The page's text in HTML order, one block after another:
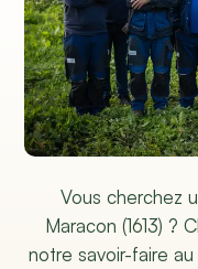
Vous cherchez
Maracon (1613) ?
notre savoir-faire